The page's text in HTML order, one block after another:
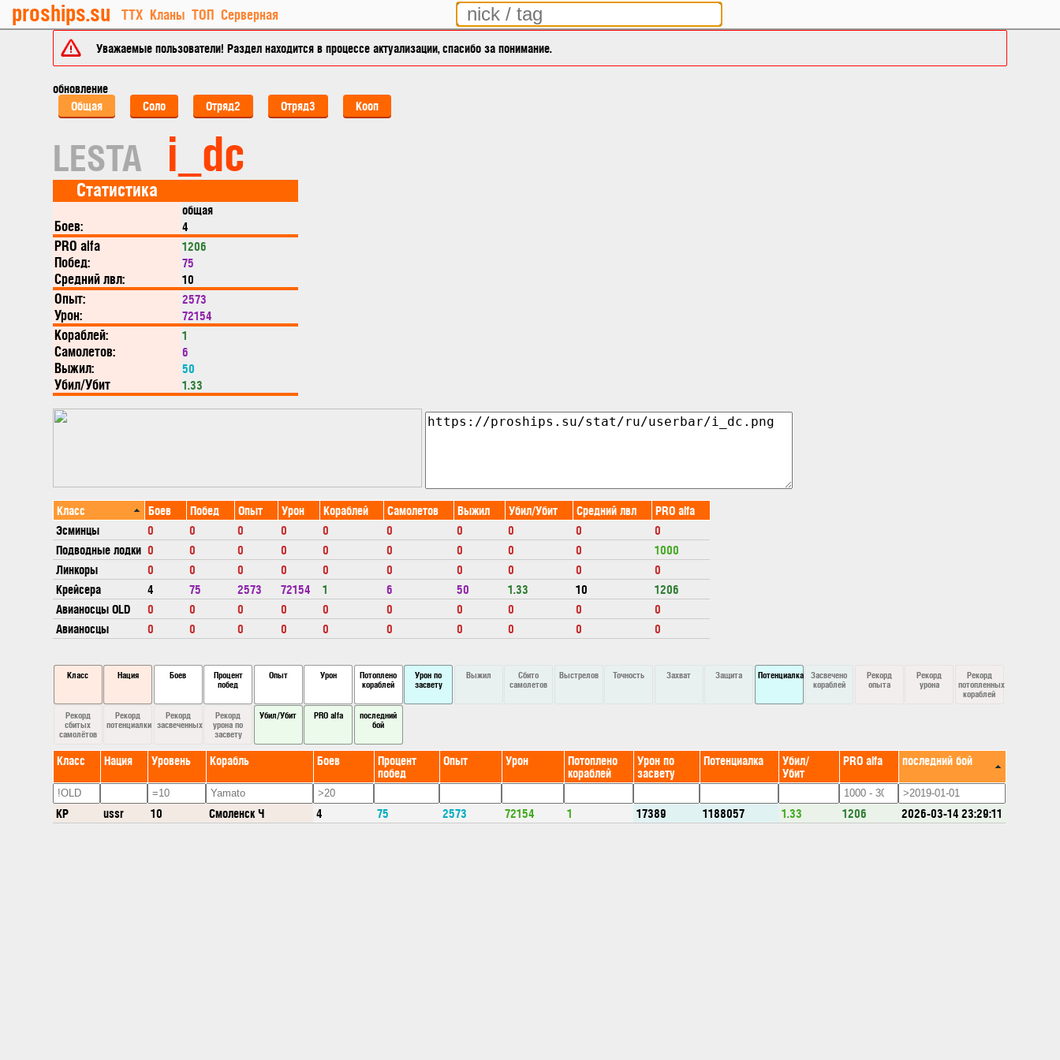
proships.su ТТХ Кланы ТОП Серверная
Уважаемые пользователи! Раздел находится в процессе актуализации, спасибо за понимание.
обновление
Общая
Соло Отряд2 Отряд3 Кооп
LESTA i_dc
Статистика
общая
Боев: 4
PRO alfa 1206
Побед: 75
Средний лвл: 10
Опыт: 2573
Урон: 72154
Кораблей: 1
Самолетов: 6
Выжил: 50
Убил/Убит 1.33
Класс Боев Побед Опыт Урон Кораблей Самолетов Выжил Убил/Убит Средний лвл
PRO alfa
Эсминцы
0 0 0 0 0 0 0 0 0
0
Подводные лодки 0 0 0 0 0 0 0 0 0
1000
Линкоры
0 0 0 0 0 0 0 0 0
0
Крейсера
4 75 2573 72154 1 6 50 1.33 10
1206
Авианосцы OLD
0 0 0 0 0 0 0 0 0
0
Авианосцы
0 0 0 0 0 0 0 0 0 0
Класс Нация Боев
Процент
побед
Опыт Урон
Потоплено
кораблей
Урон по
засвету
Выжил
Сбито
самолетов
Выстрелов Точность Захват Защита Потенциалка
Засвечено
кораблей
Рекорд
опыта
Рекорд
урона
Рекорд
потопленных
кораблей
Рекорд
сбитых
самолётов
Рекорд
потенциалки
Рекорд
засвеченных
Рекорд
урона по
засвету
Убил/Убит PRO alfa
последний
бой
Класс Нация Уровень Корабль Боев Процент
побед
Опыт Урон Потоплено
кораблей
Урон по
засвету
Потенциалка Убил/
Убит
PRO alfa последний бой
КР ussr 10 Смоленск Ч 4 75 2573 72154 1 17389 1188057 1.33 1206 2026-03-14 23:29:11